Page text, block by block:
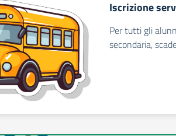
Iscrizione
Per tutti gli
secondaria,